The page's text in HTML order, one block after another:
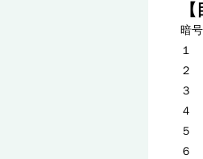
暗
１
２
３
４
５
６